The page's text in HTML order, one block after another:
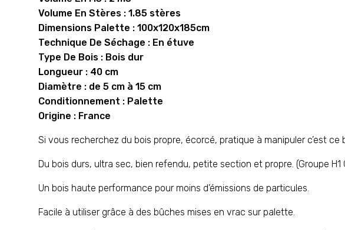
Volume En Stères : 1.85 stères
Dimensions Palette : 100x120x185cm
Technique De Séchage : En étuve
Type De Bois : Bois dur
Longueur : 40 cm
Diamètre : de 5 cm à 15 cm
Conditionnement : Palette
Origine : France
Si vous recherchez du bois propre, écorcé, pratique à manipuler c’est ce
Du bois durs, ultra sec, bien refendu, petite section et propre. (Groupe
Un bois haute performance pour moins d’émissions de particules.
Facile à utiliser grâce à des bûches mises en vrac sur palette.